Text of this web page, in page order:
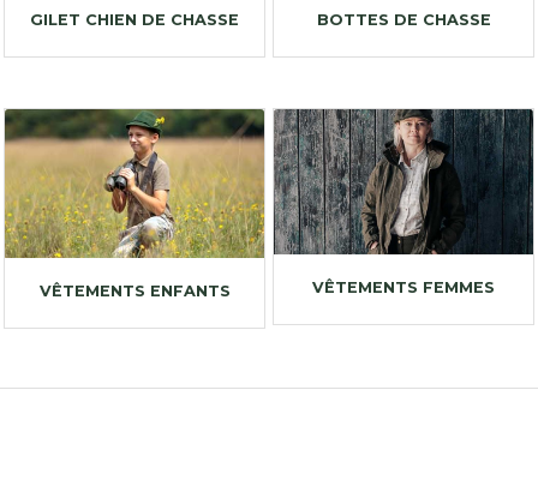
GILET CHIEN DE CHASSE BOTTES DE CHASSE
VÊTEMENTS ENFANTS VÊTEMENTS FEMMES